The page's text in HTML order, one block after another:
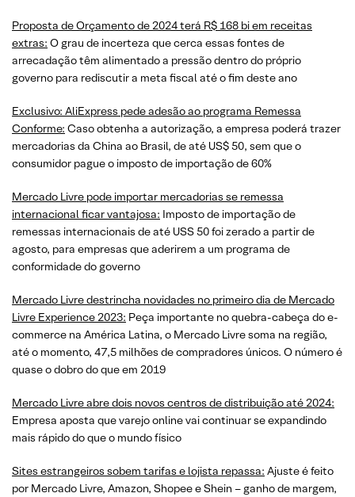
Proposta de Orçamento de 2024 terá R$ 168 bi em receitas
extras: O grau de incerteza que cerca essas fontes de
arrecadação têm alimentado a pressão dentro do próprio
governo para rediscutir a meta fiscal até o fim deste ano
Exclusivo: AliExpress pede adesão ao programa Remessa
Conforme: Caso obtenha a autorização, a empresa poderá trazer
mercadorias da China ao Brasil, de até US$ 50, sem que o
consumidor pague o imposto de importação de 60%
Mercado Livre pode importar mercadorias se remessa
internacional ficar vantajosa: Imposto de importação de
remessas internacionais de até USS 50 foi zerado a partir de
agosto, para empresas que aderirem a um programa de
conformidade do governo
Mercado Livre destrincha novidades no primeiro dia de Mercado
Livre Experience 2023: Peça importante no quebra-cabeça do e-
commerce na América Latina, o Mercado Livre soma na região,
até o momento, 47,5 milhões de compradores únicos. O número é
quase o dobro do que em 2019
Mercado Livre abre dois novos centros de distribuição até 2024:
Empresa aposta que varejo online vai continuar se expandindo
mais rápido do que o mundo físico
Sites estrangeiros sobem tarifas e lojista repassa: Ajuste é feito
por Mercado Livre, Amazon, Shopee e Shein – ganho de margem,